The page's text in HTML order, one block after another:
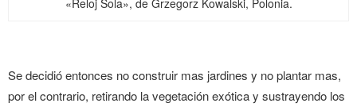
«Reloj Sola», de Grzegorz Kowalski, Polonia.
Se decidió entonces no construir mas jardines y no plantar mas,
por el contrario, retirando la vegetación exótica y sustrayendo los